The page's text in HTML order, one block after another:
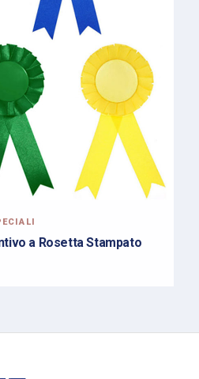
a Rosetta Stampato